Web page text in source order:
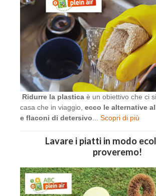
Ridurre la plastica è un obiettivo che ci
casa che in viaggio, ecco le alternative
e flaconi di detersivo
Scopri di più
Lavare i piatti in modo
proveremo!